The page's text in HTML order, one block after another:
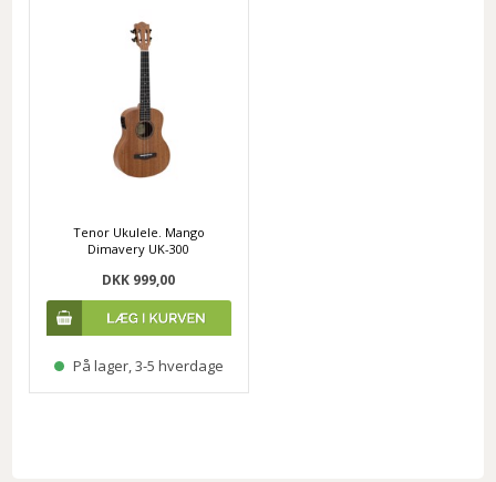
Tenor Ukulele. Mango
Dimavery UK-300
DKK 999,00
På lager, 3-5 hverdage